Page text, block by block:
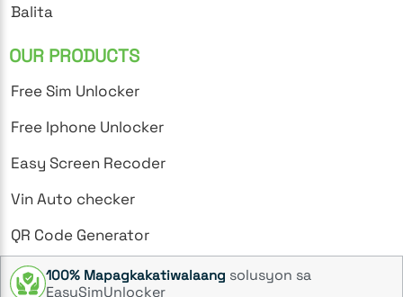
Balita
OUR PRODUCTS
Free Sim Unlocker
Free Iphone Unlocker
Easy Screen Recoder
Vin Auto checker
QR Code Generator
100% Mapagkakatiwalaang solusyon sa
EasySimUnlocker